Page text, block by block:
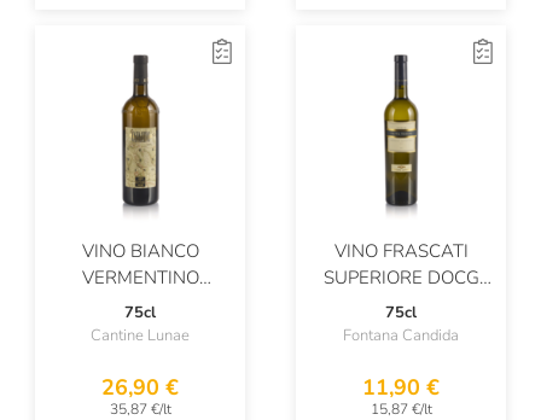
Il Colombaio Di Santa Chiara
Il Paradiso Di Manfredi
Il Poggione
Iuli
Kabaj
Kellerei Andrian
VINO BIANCO
VERMENTINO
CAVAGINO COLLI DI
LUNI DOC
75cl
Cantine Lunae
26,90 €
35,87 €/lt
VINO FRASCATI
SUPERIORE DOCG
SANTA TERESA
75cl
Fontana Candida
11,90 €
15,87 €/lt